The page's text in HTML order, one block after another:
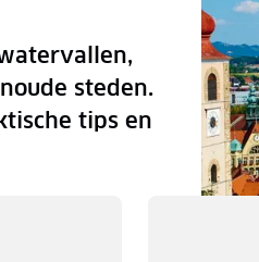
steden.
tips en